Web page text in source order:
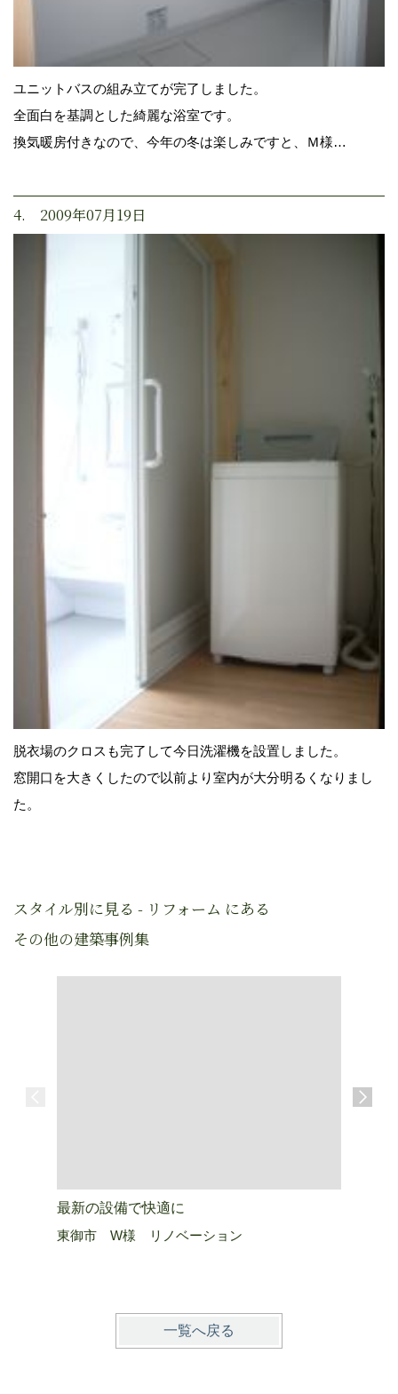
ユニットバスの組み立てが完了しました。
全面白を基調とした綺麗な浴室です。
換気暖房付きなので、今年の冬は楽しみですと、Ｍ様…
4. 2009年07月19日
脱衣場のクロスも完了して今日洗濯機を設置しました。
窓開口を大きくしたので以前より室内が大分明るくなりまし
た。
スタイル別に見る - リフォーム にある
その他の建築事例集
最新の設備で快適に
東御市 W様 リノベーション
一覧へ戻る